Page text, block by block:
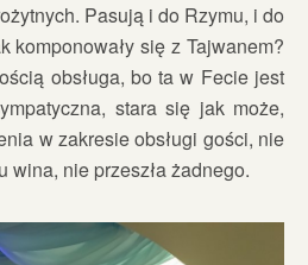
Pasują i do Rzymu, i do
komponowały się z Tajwanem?
obsługa, bo ta w Fecie jest
stara się jak może,
w zakresie obsługi gości, nie
wina, nie przeszła żadnego.